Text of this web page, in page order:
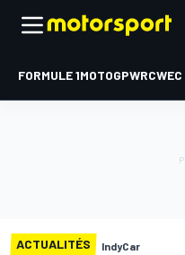
FORMULE 1MOTOGPWRCWEC
ACTUALITÉS IndyCar